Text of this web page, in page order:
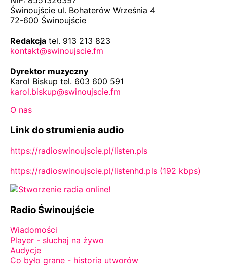
Świnoujście ul. Bohaterów Września 4
72-600 Świnoujście
Redakcja tel. 913 213 823
kontakt@swinoujscie.fm
Dyrektor muzyczny
Karol Biskup tel. 603 600 591
karol.biskup@swinoujscie.fm
O nas
Link do strumienia audio
https://radioswinoujscie.pl/listen.pls
https://radioswinoujscie.pl/listenhd.pls (192 kbps)
Radio Świnoujście
Wiadomości
Player - słuchaj na żywo
Audycje
Co było grane - historia utworów